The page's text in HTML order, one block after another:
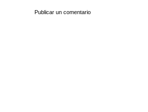
Publicar un comentario